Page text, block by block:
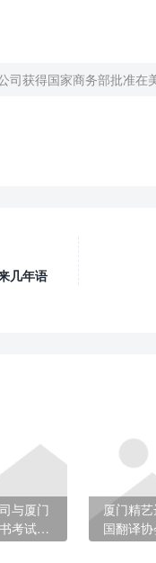
司获得国家商务部批准在
几年语
与厦门
考试中
厦门精
国翻译